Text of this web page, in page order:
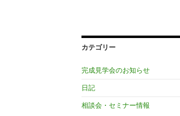
カテゴリー
完成見学会のお知らせ
日記
相談会・セミナー情報